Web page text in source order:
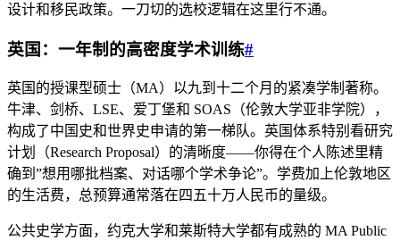
设计和移民政策。一刀切的选校逻辑在这里行不通。
英国：一年制的高密度学术训练#
英国的授课型硕士（MA）以九到十二个月的紧凑学制著称。
牛津、剑桥、LSE、爱丁堡和 SOAS（伦敦大学亚非学院），
构成了中国史和世界史申请的第一梯队。英国体系特别看研究
计划（Research Proposal）的清晰度——你得在个人陈述里精
确到”想用哪批档案、对话哪个学术争论”。学费加上伦敦地区
的生活费，总预算通常落在四五十万人民币的量级。
公共史学方面，约克大学和莱斯特大学都有成熟的 MA Public